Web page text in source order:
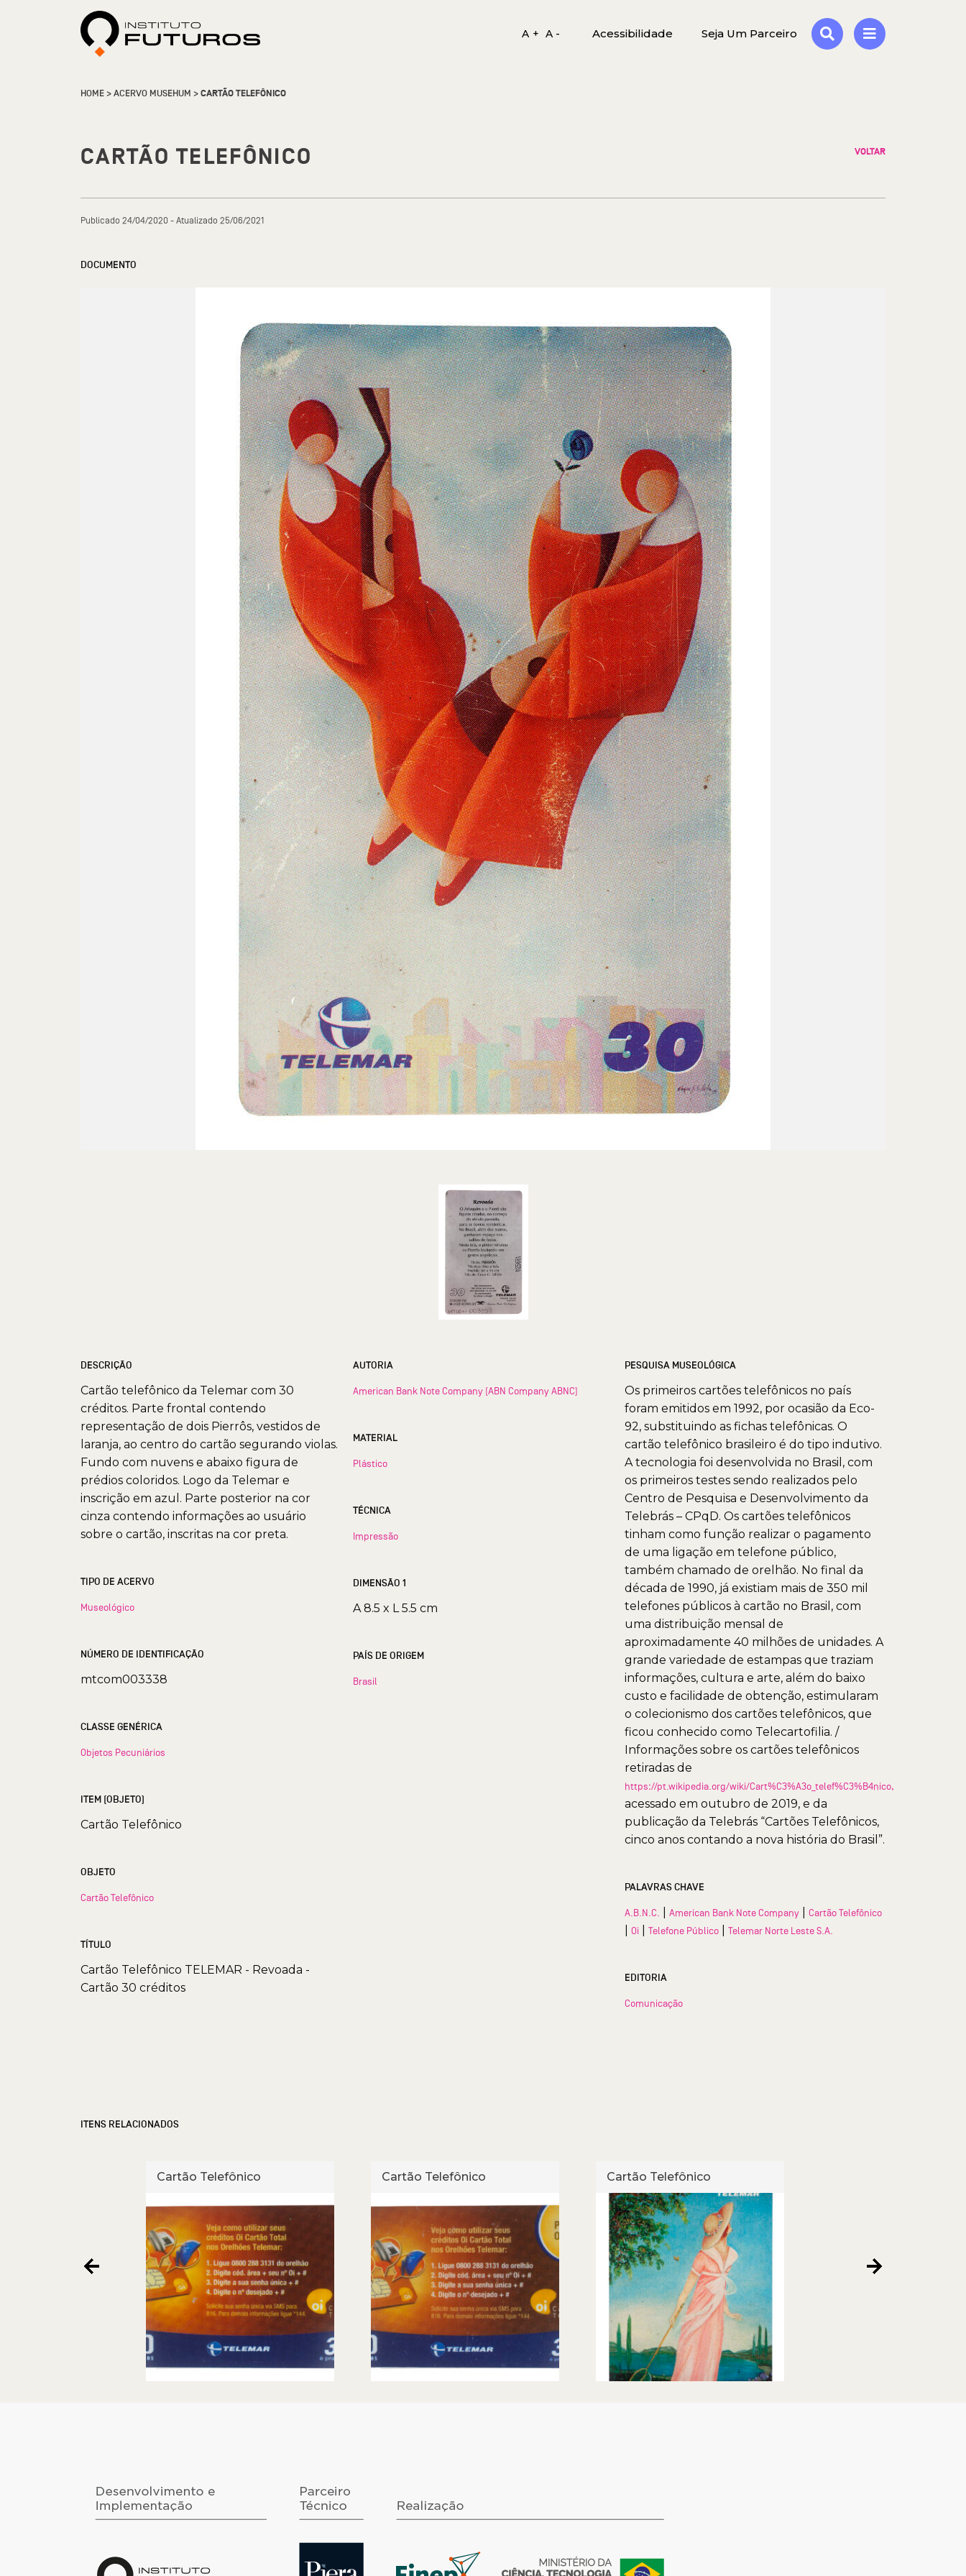
A + A - Acessibilidade Seja Um Parceiro
HOME>ACERVO MUSEHUM >CARTÃO TELEFÔNICO
CARTÃO TELEFÔNICO VOLTAR
Publicado 24/04/2020 - Atualizado 25/06/2021
DOCUMENTO
DESCRIÇÃO
Cartão telefônico da Telemar com 30
créditos. Parte frontal contendo
representação de dois Pierrôs, vestidos de
laranja, ao centro do cartão segurando violas.
Fundo com nuvens e abaixo figura de
prédios coloridos. Logo da Telemar e
inscrição em azul. Parte posterior na cor
cinza contendo informações ao usuário
sobre o cartão, inscritas na cor preta.
TIPO DE ACERVO
Museológico
NÚMERO DE IDENTIFICAÇÃO
mtcom003338
CLASSE GENÉRICA
Objetos Pecuniários
ITEM (OBJETO)
Cartão Telefônico
OBJETO
Cartão Telefônico
TÍTULO
Cartão Telefônico TELEMAR - Revoada -
Cartão 30 créditos
AUTORIA
American Bank Note Company (ABN Company ABNC)
MATERIAL
Plástico
TÉCNICA
Impressão
DIMENSÃO 1
A 8.5 x L 5.5 cm
PAÍS DE ORIGEM
Brasil
PESQUISA MUSEOLÓGICA
Os primeiros cartões telefônicos no país
foram emitidos em 1992, por ocasião da Eco-
92, substituindo as fichas telefônicas. O
cartão telefônico brasileiro é do tipo indutivo.
A tecnologia foi desenvolvida no Brasil, com
os primeiros testes sendo realizados pelo
Centro de Pesquisa e Desenvolvimento da
Telebrás – CPqD. Os cartões telefônicos
tinham como função realizar o pagamento
de uma ligação em telefone público,
também chamado de orelhão. No final da
década de 1990, já existiam mais de 350 mil
telefones públicos à cartão no Brasil, com
uma distribuição mensal de
aproximadamente 40 milhões de unidades. A
grande variedade de estampas que traziam
informações, cultura e arte, além do baixo
custo e facilidade de obtenção, estimularam
o colecionismo dos cartões telefônicos, que
ficou conhecido como Telecartofilia. /
Informações sobre os cartões telefônicos
retiradas de
https://pt.wikipedia.org/wiki/Cart%C3%A3o_telef%C3%B4nico,
acessado em outubro de 2019, e da
publicação da Telebrás “Cartões Telefônicos,
cinco anos contando a nova história do Brasil”.
PALAVRAS CHAVE
A.B.N.C. |American Bank Note Company |Cartão Telefônico
|Oi |Telefone Público |Telemar Norte Leste S.A.
EDITORIA
Comunicação
ITENS RELACIONADOS
Cartão Telefônico Cartão Telefônico Cartão Telefônico